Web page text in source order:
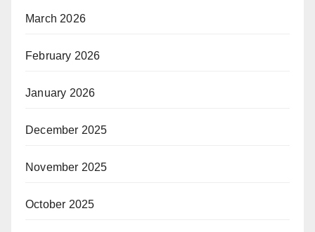
March 2026
February 2026
January 2026
December 2025
November 2025
October 2025